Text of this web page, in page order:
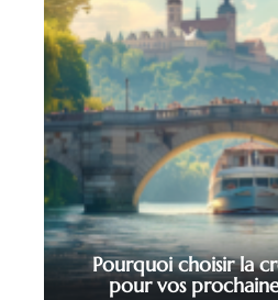
Pourquoi choisir la
pour vos